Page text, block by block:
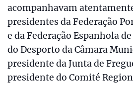
acompanhavam
presidentes da Federação
e da Federação Espanhola
do Desporto da Câmara
presidente da Junta de
presidente do Comité